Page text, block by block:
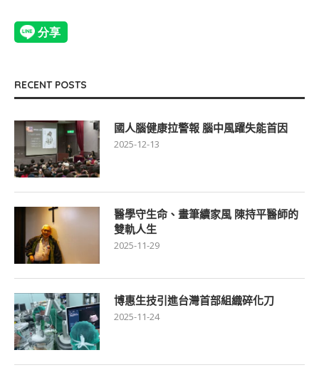
RECENT POSTS
國人腦健康拉警報 腦中風躍失能首因
2025-12-13
醫學守生命、畫筆續家風 陳持平醫師的
雙軌人生
2025-11-29
博惠生技引進台灣首部組織碎化刀
2025-11-24